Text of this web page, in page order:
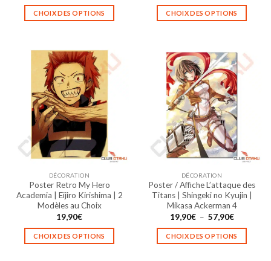
CHOIX DES OPTIONS
a
plusieurs
variations.
Les
options
peuvent
choisies
sur
page
produit
prix :
19,90€
CHOIX DES OPTIONS
a
plusieurs
variations.
Les
options
peuvent
être
choisies
sur
page
du
produit
DÉCORATION
Poster Retro My Hero
Academia | Eijiro Kirishima | 2
Modèles au Choix
19,90€
CHOIX DES OPTIONS
DÉCORATION
Poster / Affiche L’attaque des
Titans | Shingeki no Kyujin |
Mikasa Ackerman 4
19,90€ – 57,90€Plage
prix :
19,90€
CHOIX DES OPTIONS